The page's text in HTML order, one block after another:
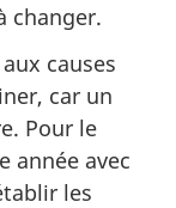
changer.
causes
car un
Pour le
année avec
les